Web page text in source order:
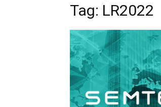
Tag: LR2022